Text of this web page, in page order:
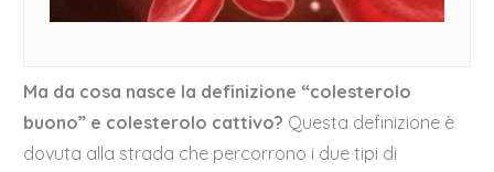
Ma da cosa nasce la definizione “colesterolo
buono” e colesterolo cattivo? Questa definizione è
dovuta alla strada che percorrono i due tipi di